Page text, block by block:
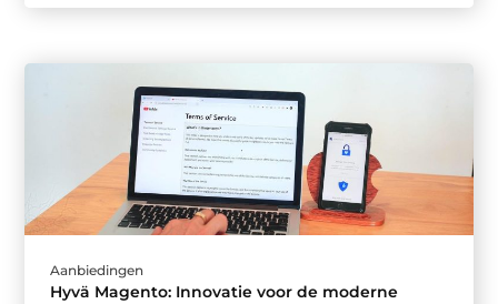
Aanbiedingen
Hyvä Magento: Innovatie voor de moderne